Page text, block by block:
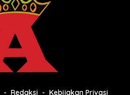
Redaksi Kebijakan Privasi